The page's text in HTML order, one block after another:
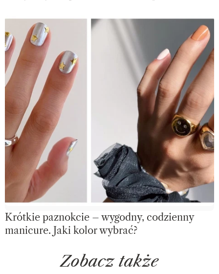
Krótkie paznokcie – wygodny, codzienny
manicure. Jaki kolor wybrać?
Zobacz także